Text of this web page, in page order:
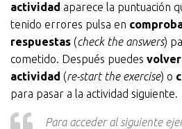
actividad aparece la puntuación
tenido errores pulsa en
respuestas (check the answers)
cometido. Después puedes volver
actividad (re-start the exercise) o
para pasar a la actividad siguiente.
Para acceder al siguiente